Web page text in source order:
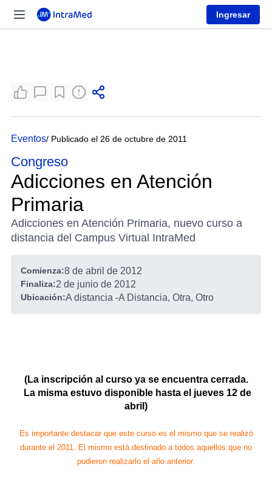
Ingresar
Eventos/ Publicado el 26 de octubre de 2011
Congreso
Adicciones en Atención
Primaria
Adicciones en Atención Primaria, nuevo curso a
distancia del Campus Virtual IntraMed
Comienza:8 de abril de 2012
Finaliza:2 de junio de 2012
Ubicación:A distancia -A Distancia, Otra, Otro
(La inscripción al curso ya se encuentra cerrada.
La misma estuvo disponible hasta el jueves 12 de
abril)
Es importante destacar que este curso es el mismo que se realizó
durante el 2011. El mismo está destinado a todos aquellos que no
pudieron realizarlo el año anterior.